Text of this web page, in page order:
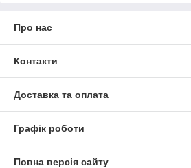
Про нас
Контакти
Доставка та оплата
Графік роботи
Повна версія сайту